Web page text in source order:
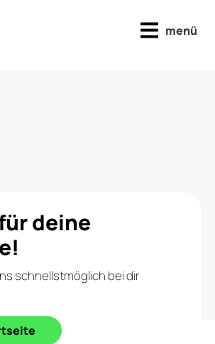
menü
deine
schnellstmöglich bei dir